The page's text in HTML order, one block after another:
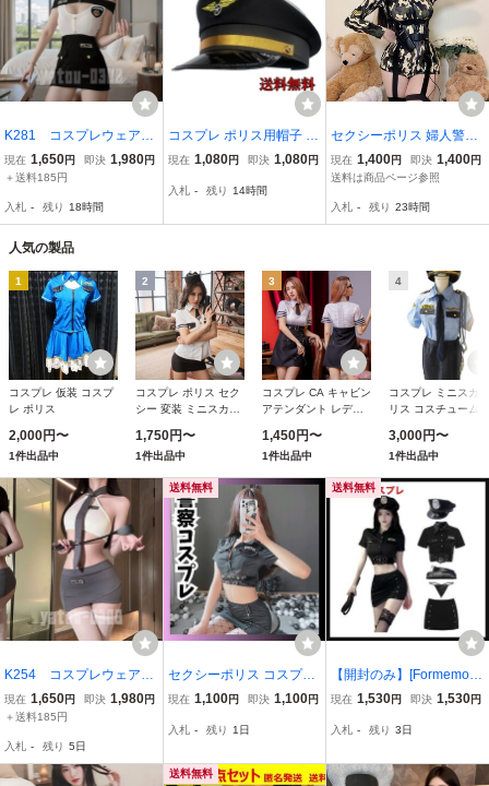
K281 コスプレウェア
悩殺 POLICE ミニスカ
ート ワンピース 婦
シーランジェリー ナイ
現在 1,650円 即決 1,980円
＋送料185円
入札 - 残り 18時間
コスプレ ポリス用帽子 P
OLICE 警察 婦警 制服
現在 1,080円 即決 1,080円
入札 - 残り 14時間
セクシーポリス 婦人警官
コスチューム ハロウィン
コスプレ衣装 X-16g
現在 1,400円 即決 1,400円
送料は商品ページ参照
入札 - 残り 23時間
人気の製品
1
コスプレ 仮装 コスプ
レ ポリス
2,000円〜
1件出品中
2
コスプレ ポリス セク
シー 変装 ミニスカポ
ューム
1,750円〜
1件出品中
3
コスプレ CA キャビン
アテンダント レディ
制服 フライトアテン
ダント 客室乗務員 コ
スチューム ミニスカ
セクシー ハロウィン
衣装 仮装
1,450円〜
1件出品中
4
コスプレ ミニスカポ
リス コスチューム
ティー 4点セット
3,000円〜
1件出品中
K254 コスプレウェア
POLICE ホルターネッ
ク トップス ミニスカ
ンジェリー コスチュー
ム ナイトウェア
現在 1,650円 即決 1,980円
＋送料185円
入札 - 残り 5日
送料無料
セクシーポリス コスプレ
婦警 ミニスカ ハロウィン
ク
現在 1,100円 即決 1,100円
入札 - 残り 1日
送料無料
【開封のみ】[Formemory]
ポリス コスプレ レディー
セット ポリス 海軍風 女
コン
現在 1,530円 即決 1,530円
入札 - 残り 3日
送料無料